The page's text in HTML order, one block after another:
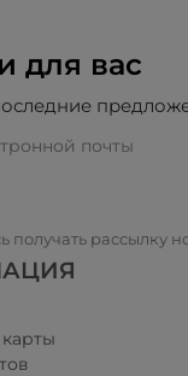
для вас
получать рассылку